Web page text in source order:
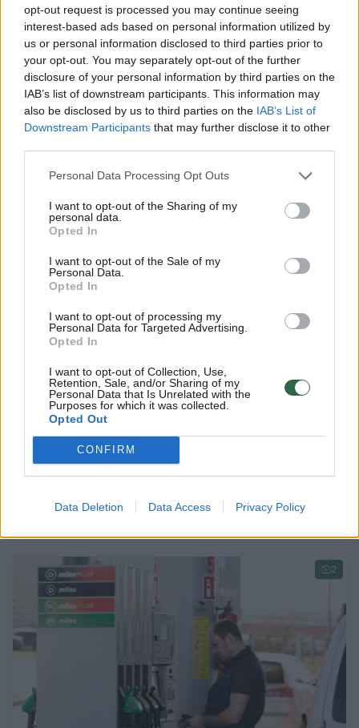
opt-out request is processed you may continue seeing
interest-based ads based on personal information utilized by
us or personal information disclosed to third parties prior to
your opt-out. You may separately opt-out of the further
disclosure of your personal information by third parties on the
IAB’s list of downstream participants. This information may
also be disclosed by us to third parties on the IAB’s List of
Downstream Participants that may further disclose it to other
Personal Data Processing Opt Outs
I want to opt-out of the Sharing of my
personal data.
Opted In
I want to opt-out of the Sale of my
Personal Data.
Opted In
I want to opt-out of processing my
Personal Data for Targeted Advertising.
Opted In
I want to opt-out of Collection, Use,
Retention, Sale, and/or Sharing of my
Personal Data that Is Unrelated with the
Purposes for which it was collected.
Opted Out
CONFIRM
Data Deletion Data Access Privacy Policy
Vežėjai perspėja, ko tikėtis, jei Lietuvoje
Seimo BFK pritarė taršių kuro rūšių akcizų
tarifų didinimui
Auto 2023-04-19
2